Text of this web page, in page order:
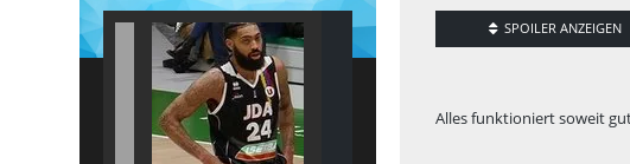
SPOILER ANZEIGEN
Alles funktioniert soweit